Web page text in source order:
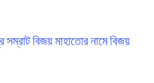
সম্রাট বিজয় মাহাতোর নামে বিজয়